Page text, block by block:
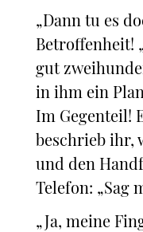
„Dann tu es
Betroffenheit!
gut
in ihm ein
Im Gegenteil!
beschrieb ihr,
und den
Telefon: „Sag
„Ja, meine